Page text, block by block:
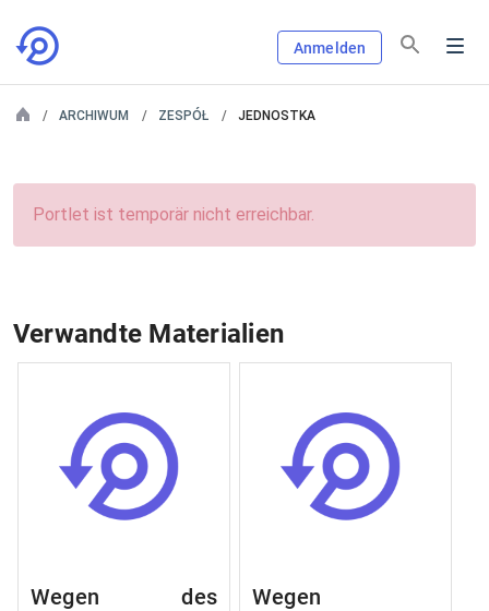
Anmelden
ARCHIWUM ZESPÓŁ JEDNOSTKA
Portlet ist temporär nicht erreichbar.
Verwandte Materialien
Wegen des
Wegen